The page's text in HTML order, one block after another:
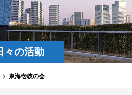
々の活動
東海壱岐の会